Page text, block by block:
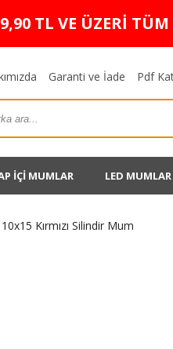
TL VE ÜZERİ
Garanti ve İade Pdf
İÇİ MUMLAR LED MUMLAR
Kırmızı Silindir Mum